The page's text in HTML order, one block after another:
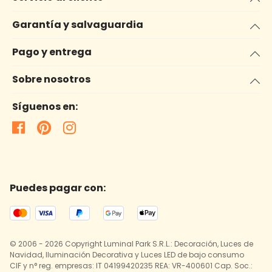
Garantía y salvaguardia
Pago y entrega
Sobre nosotros
Síguenos en:
Puedes pagar con:
© 2006 - 2026 Copyright Luminal Park S.R.L.: Decoración, Luces de
Navidad, Iluminación Decorativa y Luces LED de bajo consumo
CIF y n° reg. empresas: IT 04199420235 REA: VR-400601 Cap. Soc.: